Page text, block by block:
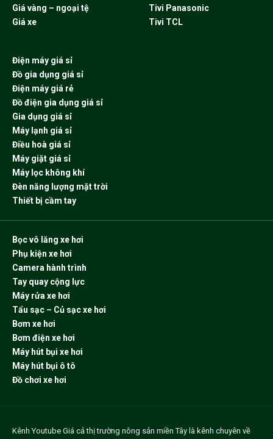
Giá vàng – ngoại tệ
Giá xe
Tivi Panasonic
Tivi TCL
Điện máy giá sỉ
Đồ gia dụng giá sỉ
Điện máy giá rẻ
Đồ điện gia dụng giá sỉ
Gia dụng giá sỉ
Máy lạnh giá sỉ
Điều hoà giá sỉ
Máy giặt giá sỉ
Máy lọc không khí
Đèn năng lượng mặt trời
Thiết bị cầm tay
Bọc vô lăng xe hơi
Phụ kiện xe hơi
Camera hành trình
Tay quay cộng lực
Máy rửa xe hơi
Tẩu sạc – Củ sạc xe hơi
Bơm xe hơi
Bơm điện xe hơi
Máy hút bụi xe hơi
Máy hút bụi ô tô
Đồ chơi xe hơi
Kênh Youtube Giá cả thị trường nông sản miền Tây là kênh chuyên về